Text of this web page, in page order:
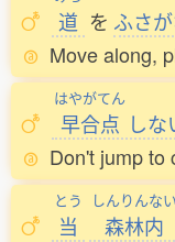
道 を ふさ
Move along,
はやがてん
早合点 しな
Don't jump to
とう
当
しんりんない
森林内